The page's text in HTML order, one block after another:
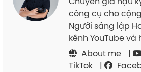
công cụ cho
Người sáng lập
kênh YouTube và
About me
|
TikTok
|